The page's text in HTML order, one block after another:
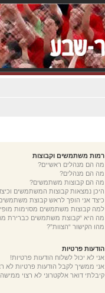
רמות משתמשים וקבוצות
מה הם מנהלים ראשיים?
מה הם מנהלים?
מה הם קבוצות משתמשים?
היכן נמצאות קבוצות המשתמשים
כיצד אני הופך לראש קבוצת
למה קבוצות משתמשים מסוימות
מה היא “קבוצת משתמשים כברירת
מהו הקישור “הצוות”?
הודעות פרטיות
אני לא יכול לשלוח הודעות פרטיות!
אני ממשיך לקבל הודעות פרטיות לא
קיבלתי דואר אלקטרוני לא רצוי